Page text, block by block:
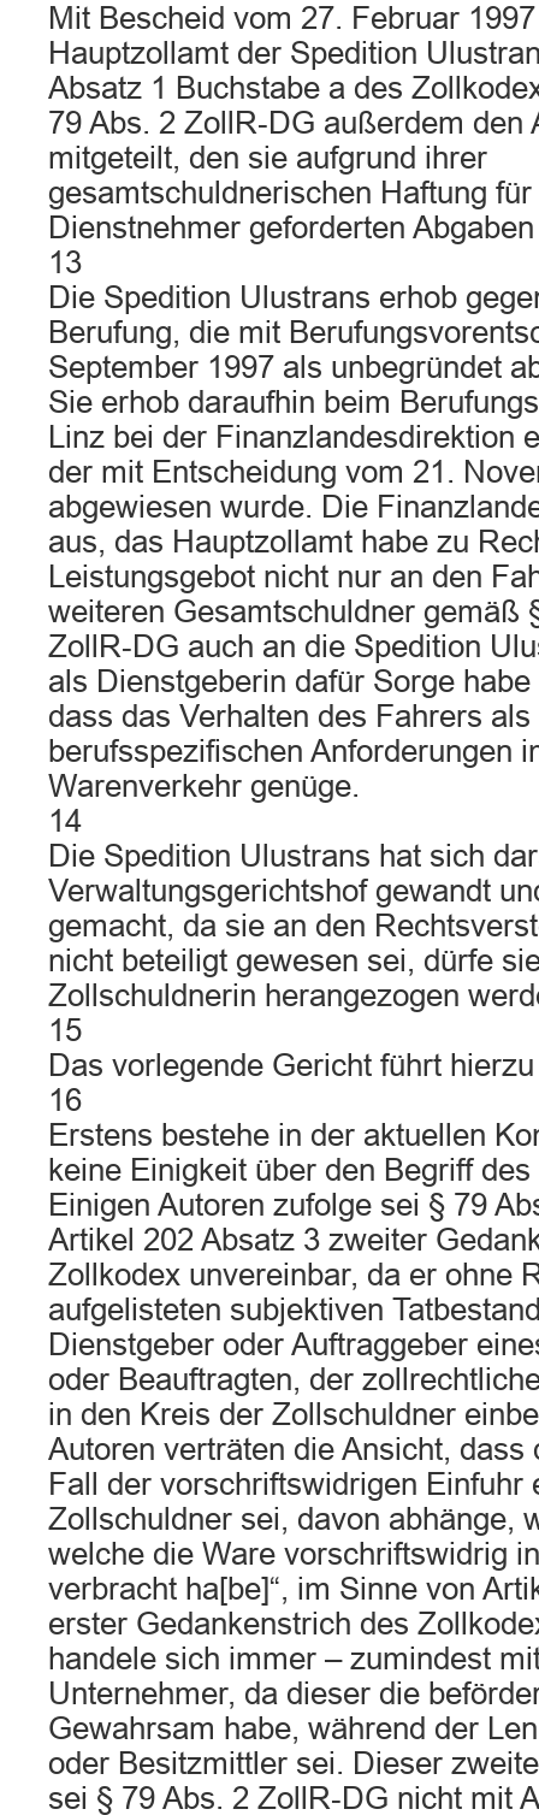
Mit Bescheid vom 27. Februar
Hauptzollamt der Spedition
Absatz 1 Buchstabe a des
79 Abs. 2 ZollR‑DG außerdem den
mitgeteilt, den sie aufgrund ihrer
gesamtschuldnerischen Haftung
Dienstnehmer geforderten
13
Die Spedition Ulustrans erhob
Berufung, die mit
September 1997 als unbegründet
Sie erhob daraufhin beim
Linz bei der Finanzlandesdirektion
der mit Entscheidung vom 21.
abgewiesen wurde. Die
aus, das Hauptzollamt habe zu
Leistungsgebot nicht nur an den
weiteren Gesamtschuldner gemäß
ZollR‑DG auch an die Spedition
als Dienstgeberin dafür Sorge
dass das Verhalten des Fahrers
berufsspezifischen Anforderungen
Warenverkehr genüge.
14
Die Spedition Ulustrans hat sich
Verwaltungsgerichtshof gewandt
gemacht, da sie an den
nicht beteiligt gewesen sei, dürfe
Zollschuldnerin herangezogen
15
Das vorlegende Gericht führt
16
Erstens bestehe in der aktuellen
keine Einigkeit über den Begriff
Einigen Autoren zufolge sei § 79
Artikel 202 Absatz 3 zweiter
Zollkodex unvereinbar, da er ohne
aufgelisteten subjektiven
Dienstgeber oder Auftraggeber
oder Beauftragten, der
in den Kreis der Zollschuldner
Autoren verträten die Ansicht, dass
Fall der vorschriftswidrigen Einfuhr
Zollschuldner sei, davon abhänge,
welche die Ware vorschriftswidrig
verbracht ha[be]“, im Sinne von
erster Gedankenstrich des
handele sich immer – zumindest
Unternehmer, da dieser die
Gewahrsam habe, während der
oder Besitzmittler sei. Dieser
sei § 79 Abs. 2 ZollR‑DG nicht mit